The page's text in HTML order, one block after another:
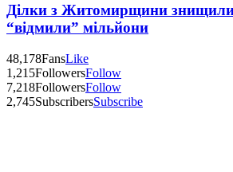
Ділки з Житомирщини знищили
“відмили” мільйони
48,178FansLike
1,215FollowersFollow
7,218FollowersFollow
2,745SubscribersSubscribe